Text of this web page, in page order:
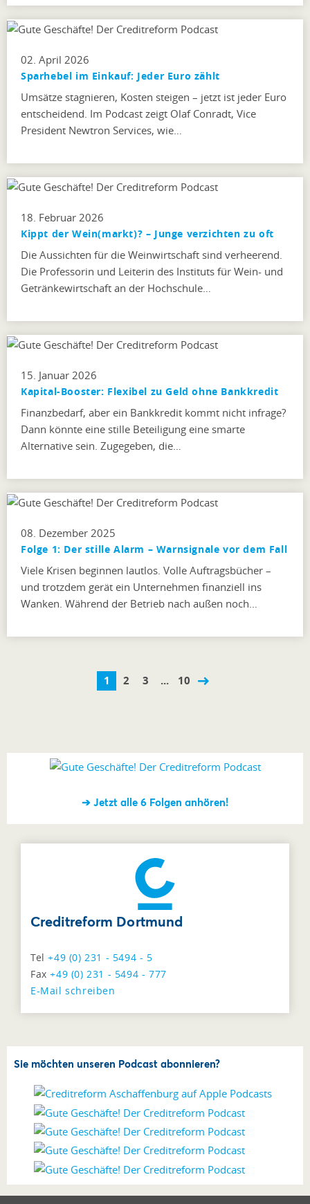
02. April 2026
Sparhebel im Einkauf: Jeder Euro zählt
Umsätze stagnieren, Kosten steigen – jetzt ist jeder Euro
entscheidend. Im Podcast zeigt Olaf Conradt, Vice
President Newtron Services, wie…
18. Februar 2026
Kippt der Wein(markt)? – Junge verzichten zu oft
Die Aussichten für die Weinwirtschaft sind verheerend.
Die Professorin und Leiterin des Instituts für Wein- und
Getränkewirtschaft an der Hochschule…
15. Januar 2026
Kapital-Booster: Flexibel zu Geld ohne Bankkredit
Finanzbedarf, aber ein Bankkredit kommt nicht infrage?
Dann könnte eine stille Beteiligung eine smarte
Alternative sein. Zugegeben, die…
08. Dezember 2025
Folge 1: Der stille Alarm – Warnsignale vor dem Fall
Viele Krisen beginnen lautlos. Volle Auftragsbücher –
und trotzdem gerät ein Unternehmen finanziell ins
Wanken. Während der Betrieb nach außen noch…
1 2 3 ... 10
➔ Jetzt alle 6 Folgen anhören!
Creditreform Dortmund
Tel+49 (0) 231 - 5494 - 5
Fax+49 (0) 231 - 5494 - 777
E-Mail schreiben
Sie möchten unseren Podcast abonnieren?